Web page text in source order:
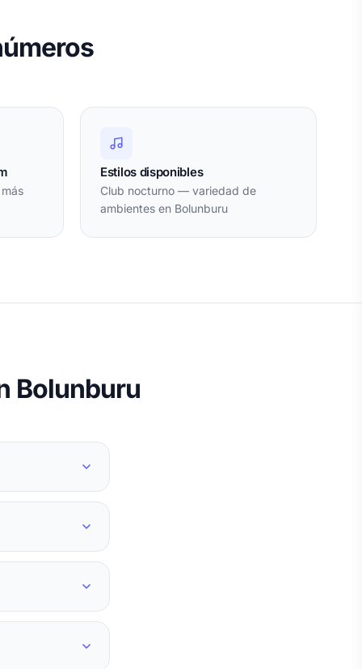
Estilos disponibles
Club nocturno — variedad de
ambientes en Bolunburu
Bolunburu